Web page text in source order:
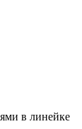
в линейке